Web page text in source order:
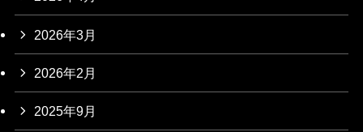
2026年3月
2026年2月
2025年9月